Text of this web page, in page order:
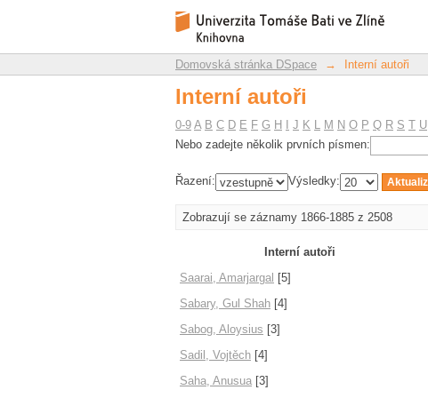
Interní autoři
Repozitář DSpace/Manakin
Domovská stránka DSpace → Interní autoři
Interní autoři
0-9 A B C D E F G H J K L M N O P Q R S T U
Nebo zadejte několik prvních písmen:
Řazení: Výsledky:
Zobrazují se záznamy 1866-1885 z 2508
Interní autoři
Saarai, Amarjargal [5]
Sabary, Gul Shah [4]
Sabog, Aloysius [3]
Sadil, Vojtěch [4]
Saha, Anusua [3]